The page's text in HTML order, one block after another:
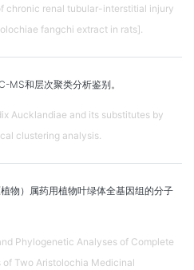
chronic renal tubular-interstitial injury
fangchi extract in rats].
MS和层次聚类分析鉴别。
Aucklandiae and its substitutes by
clustering analysis.
物）属药用植物叶绿体全基因组的分子
Phylogenetic Analyses of Complete
of Two Aristolochia Medicinal